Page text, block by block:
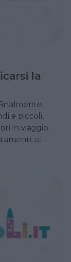
la
e piccoli,
in viaggio.
al